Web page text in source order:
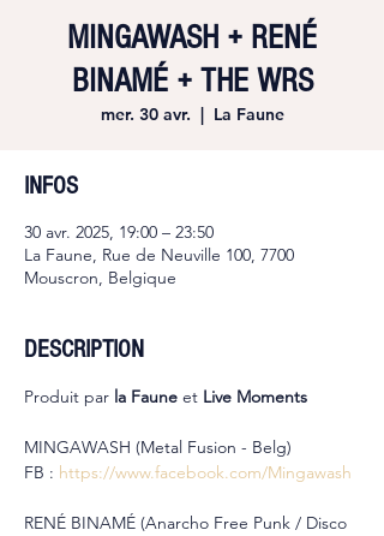
MINGAWASH + RENÉ
BINAMÉ + THE WRS
mer. 30 avr.
  |
La Faune
INFOS
30 avr. 2025, 19:00 – 23:50
La Faune, Rue de Neuville 100, 7700
Mouscron, Belgique
DESCRIPTION
Produit par la Faune et Live Moments
MINGAWASH (Metal Fusion - Belg)
FB : https://www.facebook.com/Mingawash
RENÉ BINAMÉ (Anarcho Free Punk / Disco